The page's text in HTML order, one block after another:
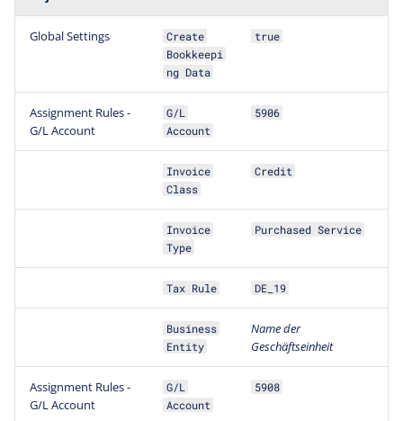
Global Settings
Create
Bookkeepi
ng Data
true
Assignment Rules -
G/L Account
G/L
Account
5906
Invoice
Class
Credit
Invoice
Type
Purchased Service
Tax Rule DE_19
Business
Entity
Name der
Geschäftseinheit
Assignment Rules -
G/L Account
G/L
Account
5908